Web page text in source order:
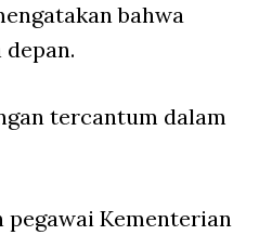
bahwa
tercantum dalam
Kementerian